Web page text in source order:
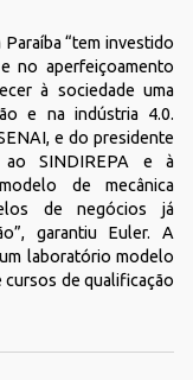
“tem investido
no aperfeiçoamento
à sociedade uma
e na indústria 4.0.
e do presidente
ao SINDIREPA e à
de mecânica
de negócios já
garantiu Euler. A
laboratório modelo
cursos de qualificação